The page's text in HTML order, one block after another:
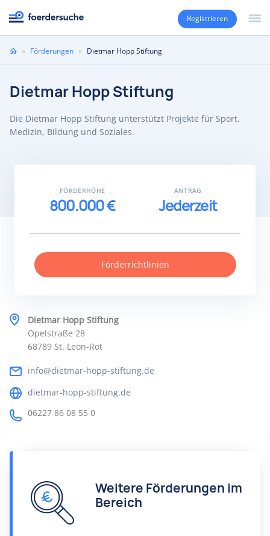
Registrieren
Sie» Förderungen » Dietmar Hopp Stiftung
Dietmar Hopp Stiftung
Die Dietmar Hopp Stiftung unterstützt Projekte für Sport,
Medizin, Bildung und Soziales.
Dietmar Hopp Stiftung
Opelstraße 28
68789 St. Leon-Rot
info@dietmar-hopp-stiftung.de
dietmar-hopp-stiftung.de
06227 86 08 55 0
FÖRDERHÖHE
800.000 €
ANTRAG
Jederzeit
Förderrichtlinien
Weitere Förderungen im
Bereich